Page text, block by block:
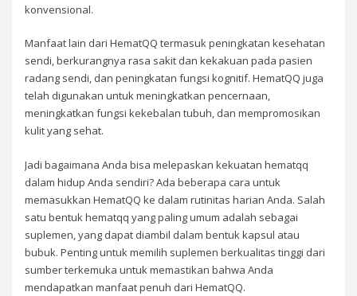
konvensional.
Manfaat lain dari HematQQ termasuk peningkatan kesehatan
sendi, berkurangnya rasa sakit dan kekakuan pada pasien
radang sendi, dan peningkatan fungsi kognitif. HematQQ juga
telah digunakan untuk meningkatkan pencernaan,
meningkatkan fungsi kekebalan tubuh, dan mempromosikan
kulit yang sehat.
Jadi bagaimana Anda bisa melepaskan kekuatan hematqq
dalam hidup Anda sendiri? Ada beberapa cara untuk
memasukkan HematQQ ke dalam rutinitas harian Anda. Salah
satu bentuk hematqq yang paling umum adalah sebagai
suplemen, yang dapat diambil dalam bentuk kapsul atau
bubuk. Penting untuk memilih suplemen berkualitas tinggi dari
sumber terkemuka untuk memastikan bahwa Anda
mendapatkan manfaat penuh dari HematQQ.